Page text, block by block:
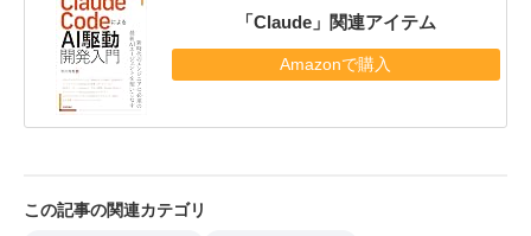
「Claude」関連アイテム
Amazonで購入
この記事の関連カテゴリ